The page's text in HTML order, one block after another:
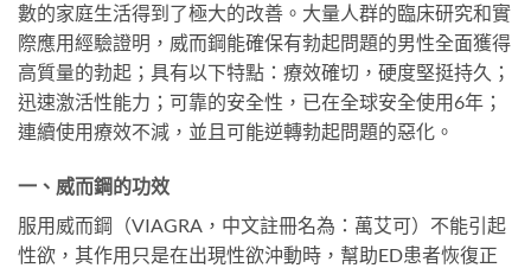
數的家庭生活得到了極大的改善。大量人群的臨床研究和實
際應用經驗證明，威而鋼能確保有勃起問題的男性全面獲得
高質量的勃起；具有以下特點：療效確切，硬度堅挺持久；
迅速激活性能力；可靠的安全性，已在全球安全使用6年；
連續使用療效不減，並且可能逆轉勃起問題的惡化。
一、威而鋼的功效
服用威而鋼（VIAGRA，中文註冊名為：萬艾可）不能引起
性欲，其作用只是在出現性欲沖動時，幫助ED患者恢復正